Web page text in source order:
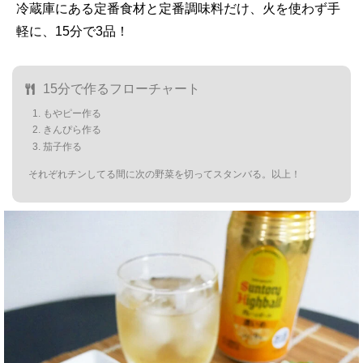
冷蔵庫にある定番食材と定番調味料だけ、火を使わず手
軽に、15分で3品！
15分で作るフローチャート
もやピー作る
きんぴら作る
茄子作る
それぞれチンしてる間に次の野菜を切ってスタンバる。以上！